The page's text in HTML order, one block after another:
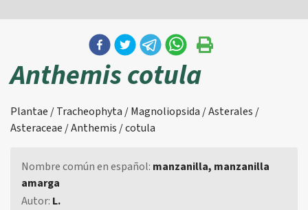
Anthemis cotula
Plantae / Tracheophyta / Magnoliopsida / Asterales /
Asteraceae / Anthemis / cotula
Nombre común en español: manzanilla, manzanilla
amarga
Autor: L.